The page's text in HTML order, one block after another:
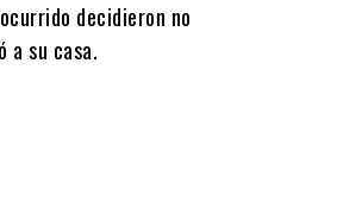
decidieron no
a su casa.